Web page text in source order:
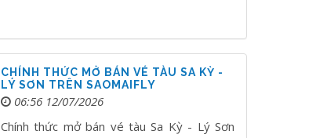
CHÍNH THỨC MỞ BÁN VÉ TÀU SA KỲ -
LÝ SƠN TRÊN SAOMAIFLY
06:56 12/07/2026
Chính thức mở bán vé tàu Sa Kỳ - Lý Sơn